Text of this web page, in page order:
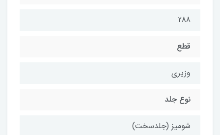
288
قطع
وزیری
نوع جلد
شومیز (جلدسخت)